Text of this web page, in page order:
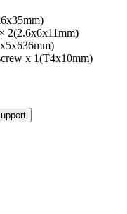
2(2.6x6x11mm)
x 1(T4x10mm)